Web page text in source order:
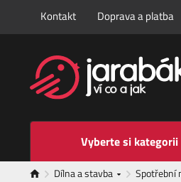
Kontakt Doprava a platba
Vyberte si kategorii
Dílna a stavba Spotřební